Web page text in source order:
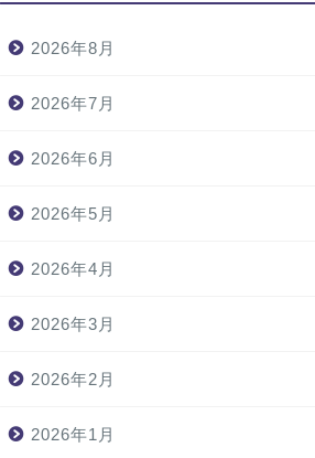
2026年8月
2026年7月
2026年6月
2026年5月
2026年4月
2026年3月
2026年2月
2026年1月